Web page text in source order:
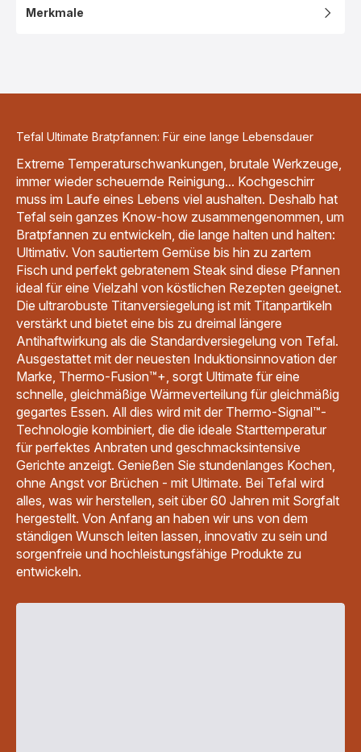
Merkmale
Tefal Ultimate Bratpfannen: Für eine lange Lebensdauer
Extreme Temperaturschwankungen, brutale Werkzeuge,
immer wieder scheuernde Reinigung... Kochgeschirr
muss im Laufe eines Lebens viel aushalten. Deshalb hat
Tefal sein ganzes Know-how zusammengenommen, um
Bratpfannen zu entwickeln, die lange halten und halten:
Ultimativ. Von sautiertem Gemüse bis hin zu zartem
Fisch und perfekt gebratenem Steak sind diese Pfannen
ideal für eine Vielzahl von köstlichen Rezepten geeignet.
Die ultrarobuste Titanversiegelung ist mit Titanpartikeln
verstärkt und bietet eine bis zu dreimal längere
Antihaftwirkung als die Standardversiegelung von Tefal.
Ausgestattet mit der neuesten Induktionsinnovation der
Marke, Thermo-Fusion™+, sorgt Ultimate für eine
schnelle, gleichmäßige Wärmeverteilung für gleichmäßig
gegartes Essen. All dies wird mit der Thermo-Signal™-
Technologie kombiniert, die die ideale Starttemperatur
für perfektes Anbraten und geschmacksintensive
Gerichte anzeigt. Genießen Sie stundenlanges Kochen,
ohne Angst vor Brüchen - mit Ultimate. Bei Tefal wird
alles, was wir herstellen, seit über 60 Jahren mit Sorgfalt
hergestellt. Von Anfang an haben wir uns von dem
ständigen Wunsch leiten lassen, innovativ zu sein und
sorgenfreie und hochleistungsfähige Produkte zu
entwickeln.